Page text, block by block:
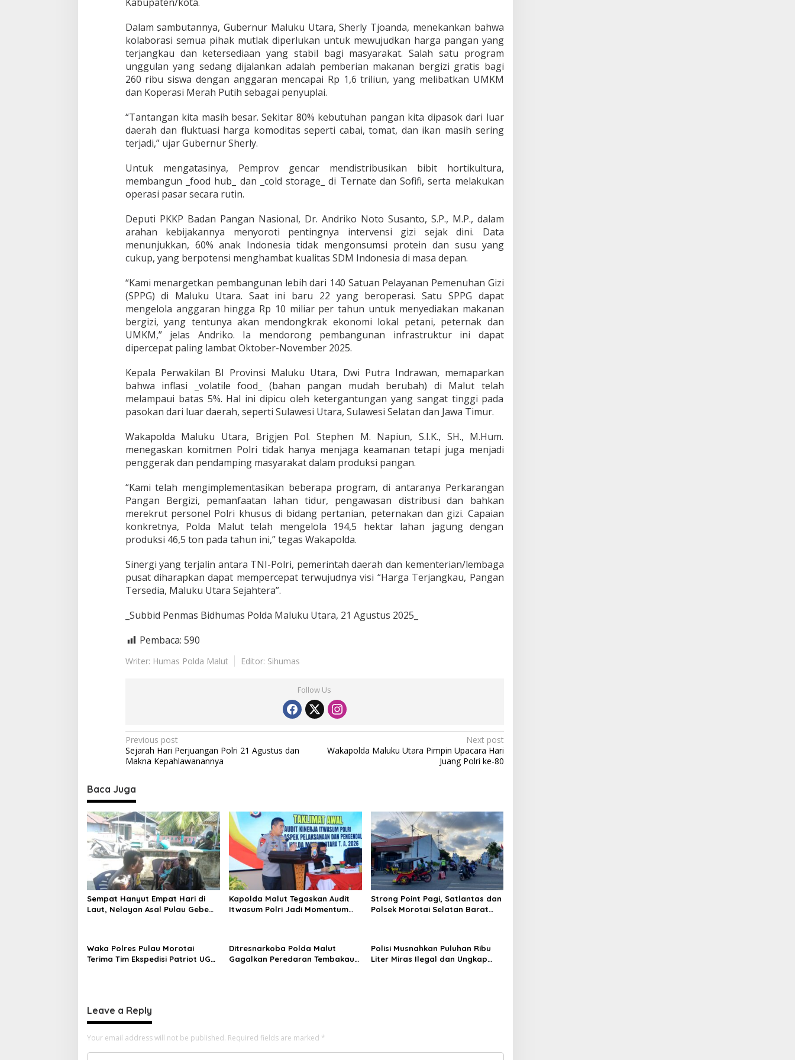
i
n
s
M
a
u
Dalam sambutannya, Gubernur Maluku Utara, Sherly Tjoanda, menekankan bahwa
kolaborasi semua pihak mutlak diperlukan untuk mewujudkan harga pangan yang
terjangkau dan ketersediaan yang stabil bagi masyarakat. Salah satu program
unggulan yang sedang dijalankan adalah pemberian makanan bergizi gratis bagi
260 ribu siswa dengan anggaran mencapai Rp 1,6 triliun, yang melibatkan UMKM
dan Koperasi Merah Putih sebagai penyuplai.
“Tantangan kita masih besar. Sekitar 80% kebutuhan pangan kita dipasok dari luar
daerah dan fluktuasi harga komoditas seperti cabai, tomat, dan ikan masih sering
terjadi,” ujar Gubernur Sherly.
Untuk mengatasinya, Pemprov gencar mendistribusikan bibit hortikultura,
membangun _food hub_ dan _cold storage_ di Ternate dan Sofifi, serta melakukan
operasi pasar secara rutin.
Deputi PKKP Badan Pangan Nasional, Dr. Andriko Noto Susanto, S.P., M.P., dalam
arahan kebijakannya menyoroti pentingnya intervensi gizi sejak dini. Data
menunjukkan, 60% anak Indonesia tidak mengonsumsi protein dan susu yang
cukup, yang berpotensi menghambat kualitas SDM Indonesia di masa depan.
“Kami menargetkan pembangunan lebih dari 140 Satuan Pelayanan Pemenuhan Gizi
(SPPG) di Maluku Utara. Saat ini baru 22 yang beroperasi. Satu SPPG dapat
mengelola anggaran hingga Rp 10 miliar per tahun untuk menyediakan makanan
bergizi, yang tentunya akan mendongkrak ekonomi lokal petani, peternak dan
UMKM,” jelas Andriko. Ia mendorong pembangunan infrastruktur ini dapat
dipercepat paling lambat Oktober-November 2025.
Kepala Perwakilan BI Provinsi Maluku Utara, Dwi Putra Indrawan, memaparkan
bahwa inflasi _volatile food_ (bahan pangan mudah berubah) di Malut telah
melampaui batas 5%. Hal ini dipicu oleh ketergantungan yang sangat tinggi pada
pasokan dari luar daerah, seperti Sulawesi Utara, Sulawesi Selatan dan Jawa Timur.
Wakapolda Maluku Utara, Brigjen Pol. Stephen M. Napiun, S.I.K., SH., M.Hum.
menegaskan komitmen Polri tidak hanya menjaga keamanan tetapi juga menjadi
penggerak dan pendamping masyarakat dalam produksi pangan.
“Kami telah mengimplementasikan beberapa program, di antaranya Perkarangan
Pangan Bergizi, pemanfaatan lahan tidur, pengawasan distribusi dan bahkan
merekrut personel Polri khusus di bidang pertanian, peternakan dan gizi. Capaian
konkretnya, Polda Malut telah mengelola 194,5 hektar lahan jagung dengan
produksi 46,5 ton pada tahun ini,” tegas Wakapolda.
Sinergi yang terjalin antara TNI-Polri, pemerintah daerah dan kementerian/lembaga
pusat diharapkan dapat mempercepat terwujudnya visi “Harga Terjangkau, Pangan
Tersedia, Maluku Utara Sejahtera”.
_Subbid Penmas Bidhumas Polda Maluku Utara, 21 Agustus 2025_
Pembaca: 590
Writer: Humas Polda Malut Editor: Sihumas
Follow Us
P
o
t
n
a
v
i
g
a
t
n
Previous post
Sejarah Hari Perjuangan Polri 21 Agustus dan
Makna Kepahlawanannya
Next post
Wakapolda Maluku Utara Pimpin Upacara Hari
Juang Polri ke-80
Baca Juga
Sempat Hanyut Empat Hari di
Laut, Nelayan Asal Pulau Gebe
Kapolda Malut Tegaskan Audit
Itwasum Polri Jadi Momentum
Strong Point Pagi, Satlantas dan
Polsek Morotai Selatan Barat
Waka Polres Pulau Morotai
Terima Tim Ekspedisi Patriot UGM,
Ditresnarkoba Polda Malut
Gagalkan Peredaran Tembakau
Polisi Musnahkan Puluhan Ribu
Liter Miras Ilegal dan Ungkap
Leave a Reply
Your email address will not be published. Required fields are marked *